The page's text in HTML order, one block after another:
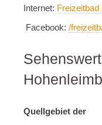
Internet: Freizeitbad
Facebook: /
Quellgebiet der